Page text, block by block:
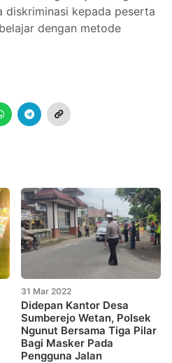
diskriminasi kepada peserta
dengan metode
31 Mar 2022
Didepan Kantor Desa
Sumberejo Wetan, Polsek
Ngunut Bersama Tiga Pilar
Bagi Masker Pada
Pengguna Jalan